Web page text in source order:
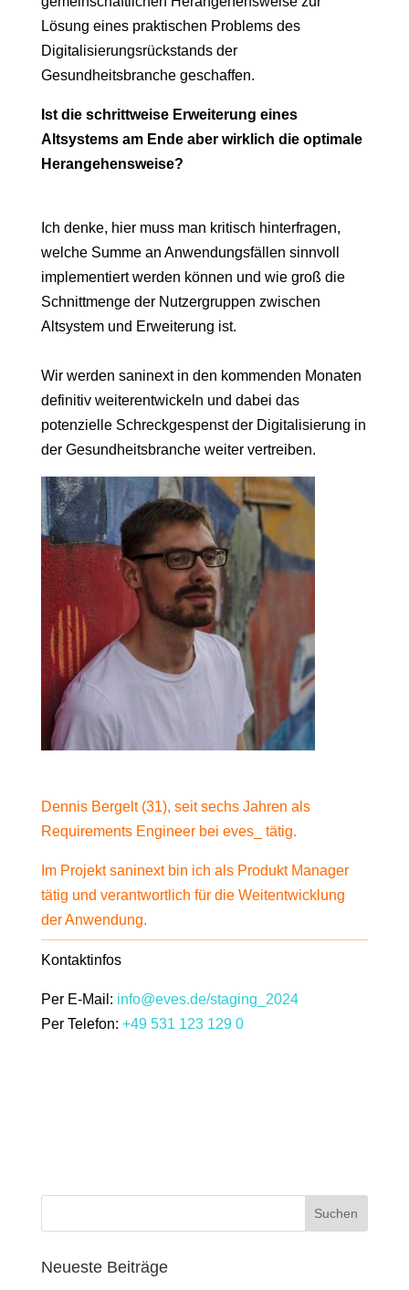
Lösung eines praktischen Problems des
Digitalisierungsrückstands der
Gesundheitsbranche geschaffen.
Ist die schrittweise Erweiterung eines
Altsystems am Ende aber wirklich die optimale
Herangehensweise?
Ich denke, hier muss man kritisch hinterfragen,
welche Summe an Anwendungsfällen sinnvoll
implementiert werden können und wie groß die
Schnittmenge der Nutzergruppen zwischen
Altsystem und Erweiterung ist.
Wir werden saninext in den kommenden Monaten
definitiv weiterentwickeln und dabei das
potenzielle Schreckgespenst der Digitalisierung in
der Gesundheitsbranche weiter vertreiben.
Dennis Bergelt (31), seit sechs Jahren als
Requirements Engineer bei eves_ tätig.
Im Projekt saninext bin ich als Produkt Manager
tätig und verantwortlich für die Weitentwicklung
der Anwendung.
Kontaktinfos
Per E-Mail: info@eves.de/staging_2024
Per Telefon: +49 531 123 129 0
Suchen
Neueste Beiträge